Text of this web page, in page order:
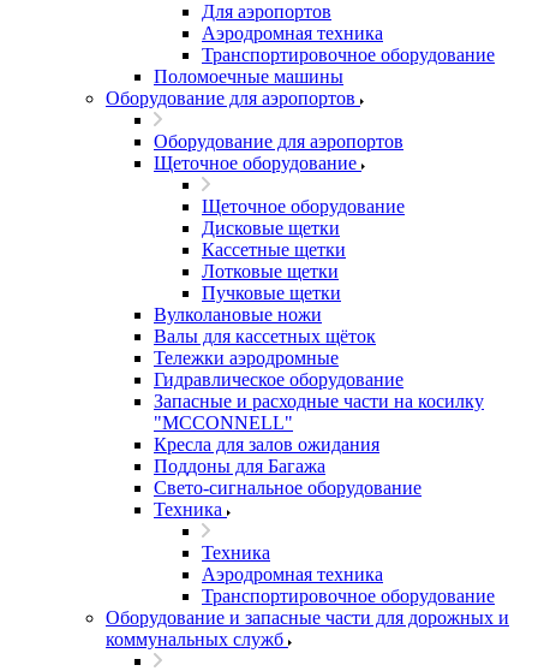
Для аэропортов
Аэродромная техника
Транспортировочное оборудование
Поломоечные машины
Оборудование для аэропортов
Оборудование для аэропортов
Щеточное оборудование
Щеточное оборудование
Дисковые щетки
Кассетные щетки
Лотковые щетки
Пучковые щетки
Вулколановые ножи
Валы для кассетных щёток
Тележки аэродромные
Гидравлическое оборудование
Запасные и расходные части на косилку
"MCCONNELL"
Кресла для залов ожидания
Поддоны для Багажа
Свето-сигнальное оборудование
Техника
Техника
Аэродромная техника
Транспортировочное оборудование
Оборудование и запасные части для дорожных и
коммунальных служб